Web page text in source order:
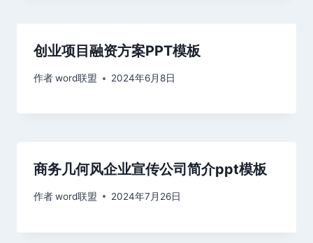
创业项目融资方案PPT模板
作者word联盟 2024年6月8日
商务几何风企业宣传公司简介ppt模板
作者word联盟 2024年7月26日